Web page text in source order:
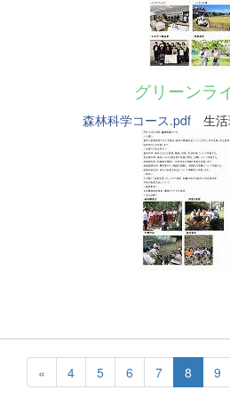
グリーンラ
森林科学コース.pdf 生活
« 4 5 6 7 8 9